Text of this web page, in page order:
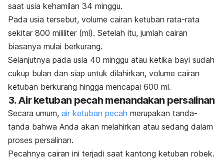
saat usia kehamilan 34 minggu.
Pada usia tersebut, volume cairan ketuban rata-rata
sekitar 800 mililiter (ml). Setelah itu, jumlah cairan
biasanya mulai berkurang.
Selanjutnya pada usia 40 minggu atau ketika bayi sudah
cukup bulan dan siap untuk dilahirkan, volume cairan
ketuban berkurang hingga mencapai 600 ml.
3. Air ketuban pecah menandakan persalinan
Secara umum, air ketuban pecah merupakan tanda-
tanda bahwa Anda akan melahirkan atau sedang dalam
proses persalinan.
Pecahnya cairan ini terjadi saat kantong ketuban robek.